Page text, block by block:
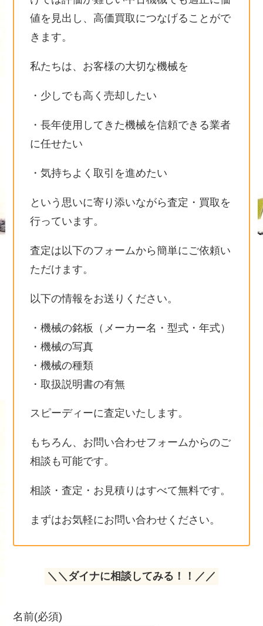
値を見出し、高価買取につなげることがで
きます。
私たちは、お客様の大切な機械を
・少しでも高く売却したい
・長年使用してきた機械を信頼できる業者
に任せたい
・気持ちよく取引を進めたい
という思いに寄り添いながら査定・買取を
行っています。
査定は以下のフォームから簡単にご依頼い
ただけます。
以下の情報をお送りください。
・機械の銘板（メーカー名・型式・年式）
・機械の写真
・機械の種類
・取扱説明書の有無
スピーディーに査定いたします。
もちろん、お問い合わせフォームからのご
相談も可能です。
相談・査定・お見積りはすべて無料です。
まずはお気軽にお問い合わせください。
＼＼ダイナに相談してみる！！／／
名前(必須)